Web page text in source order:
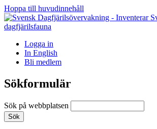
Hoppa till huvudinnehåll
Logga in
In English
Bli medlem
Sökformulär
Sök på webbplatsen